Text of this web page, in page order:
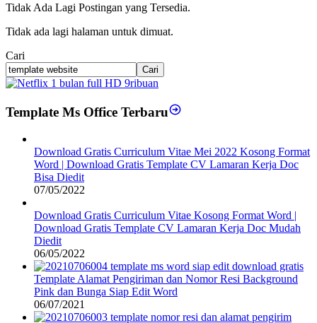
Tidak Ada Lagi Postingan yang Tersedia.
Tidak ada lagi halaman untuk dimuat.
Cari
Cari
Template Ms Office Terbaru
Download Gratis Curriculum Vitae Mei 2022 Kosong Format
Word | Download Gratis Template CV Lamaran Kerja Doc
Bisa Diedit
07/05/2022
Download Gratis Curriculum Vitae Kosong Format Word |
Download Gratis Template CV Lamaran Kerja Doc Mudah
Diedit
06/05/2022
Template Alamat Pengiriman dan Nomor Resi Background
Pink dan Bunga Siap Edit Word
06/07/2021